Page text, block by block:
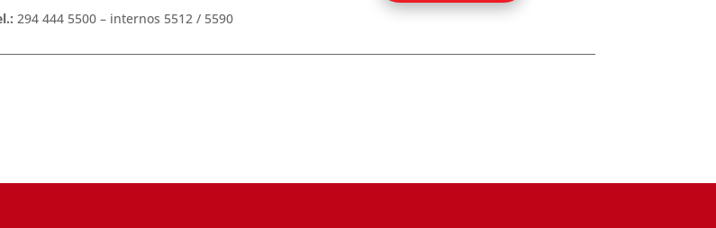
294 444 5500 – internos 5512 / 5590